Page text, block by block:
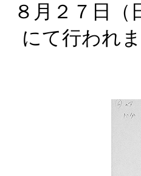
８月２７日（
にて行われ